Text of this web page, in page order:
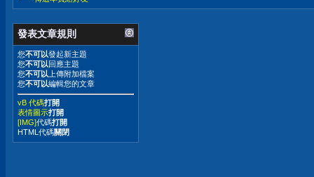
發表文章規則
您不可以發起新主題
您不可以 回應主題
您不可以 上傳附加檔案
您不可以編輯您的文章
vB 代碼打開
表情圖示打開
[IMG]代碼打開
HTML代碼關閉